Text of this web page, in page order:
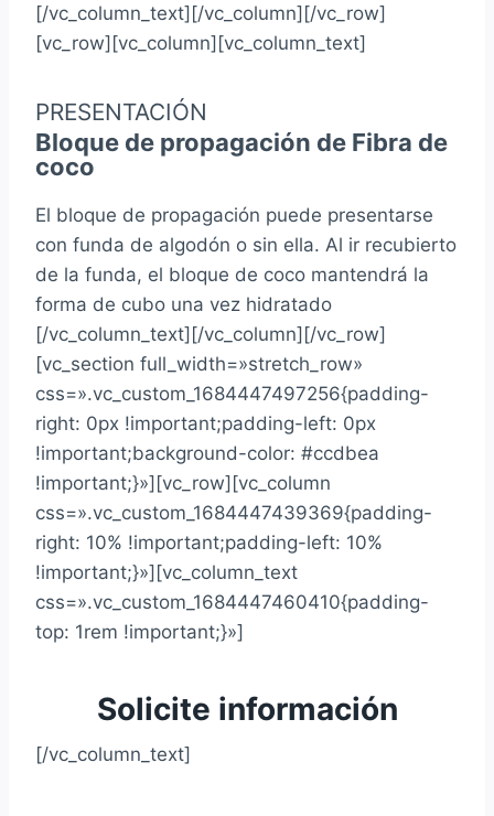
[/vc_column_text][/vc_column][/vc_row]
[vc_row][vc_column][vc_column_text]
PRESENTACIÓN
Bloque de propagación de Fibra de
coco
El bloque de propagación puede presentarse
con funda de algodón o sin ella. Al ir recubierto
de la funda, el bloque de coco mantendrá la
forma de cubo una vez hidratado
[/vc_column_text][/vc_column][/vc_row]
[vc_section full_width=»stretch_row»
css=».vc_custom_1684447497256{padding-
right: 0px !important;padding-left: 0px
!important;background-color: #ccdbea
!important;}»][vc_row][vc_column
css=».vc_custom_1684447439369{padding-
right: 10% !important;padding-left: 10%
!important;}»][vc_column_text
css=».vc_custom_1684447460410{padding-
top: 1rem !important;}»]
Solicite información
[/vc_column_text]